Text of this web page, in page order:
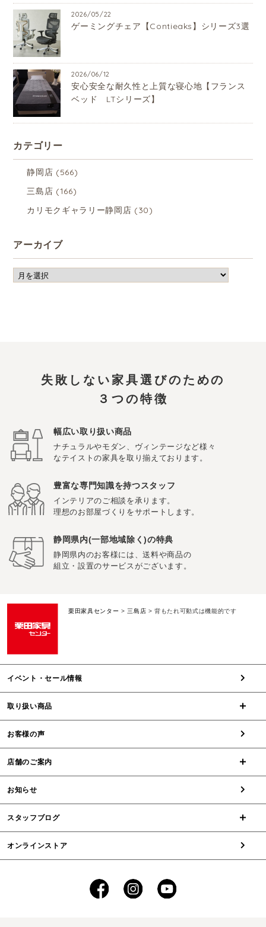
2026/05/22
ゲーミングチェア【Contieaks】シリーズ3選
2026/06/12
安心安全な耐久性と上質な寝心地【フランス
ベッド LTシリーズ】
カテゴリー
静岡店 (566)
三島店 (166)
カリモクギャラリー静岡店 (30)
アーカイブ
失敗しない家具選びのための
３つの特徴
幅広い取り扱い商品
ナチュラルやモダン、ヴィンテージなど様々
なテイストの家具を取り揃えております。
豊富な専門知識を持つスタッフ
インテリアのご相談を承ります。
理想のお部屋づくりをサポートします。
静岡県内(一部地域除く)の特典
静岡県内のお客様には、送料や商品の
組立・設置のサービスがございます。
栗田家具センター > 三島店 >背もたれ可動式は機能的です
イベント・セール情報
取り扱い商品
お客様の声
店舗のご案内
お知らせ
スタッフブログ
オンラインストア